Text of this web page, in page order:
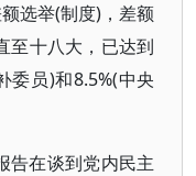
选举(制度)，差额
至十八大，已达到
委员)和8.5%(中央
告在谈到党内民主